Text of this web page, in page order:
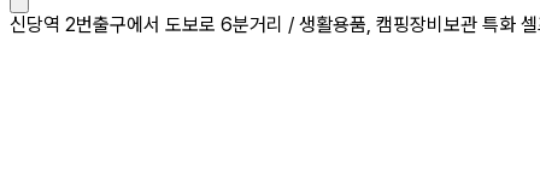
신당역 2번출구에서 도보로 6분거리 / 생활용품, 캠핑장비보관 특화 셀